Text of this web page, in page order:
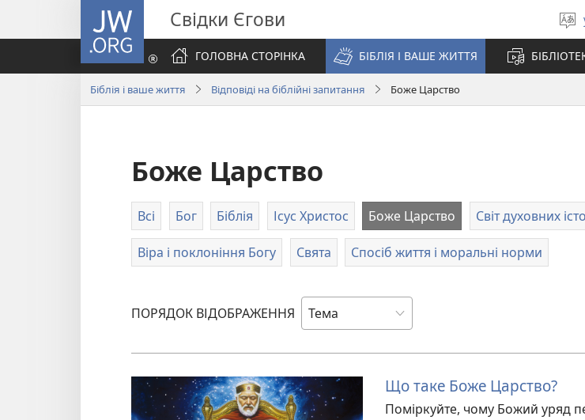
JW.ORG Свідки Єгови
ГОЛОВНА СТОРІНКА
БІБЛІЯ І ВАШЕ ЖИТТЯ
Біблія і ваше життя Відповіді на біблійні запитання Боже Царство
Боже Царство
Всі Бог Біблія Ісус Христос Боже Царство Світ духовних
Віра і поклоніння Богу Свята Спосіб життя і моральні норми
ПОРЯДОК ВІДОБРАЖЕННЯ
Що таке Боже Царство?
Поміркуйте, чому Божий уряд